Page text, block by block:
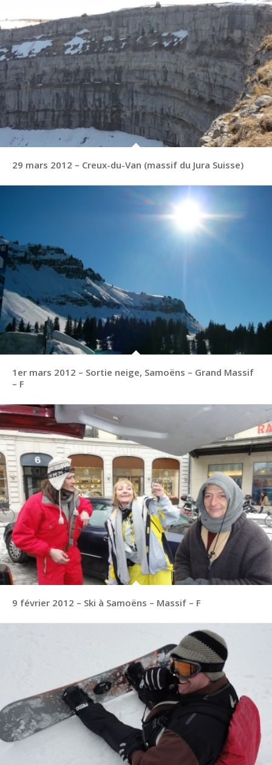
29 mars 2012 – Creux-du-Van (massif du Jura Suisse)
1er mars 2012 – Sortie neige, Samoëns – Grand Massif
– F
9 février 2012 – Ski à Samoëns – Massif – F